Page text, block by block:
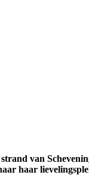
van
haar